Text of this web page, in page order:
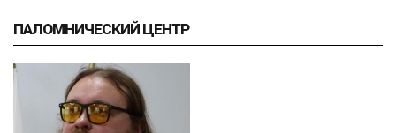
ПАЛОМНИЧЕСКИЙ ЦЕНТР